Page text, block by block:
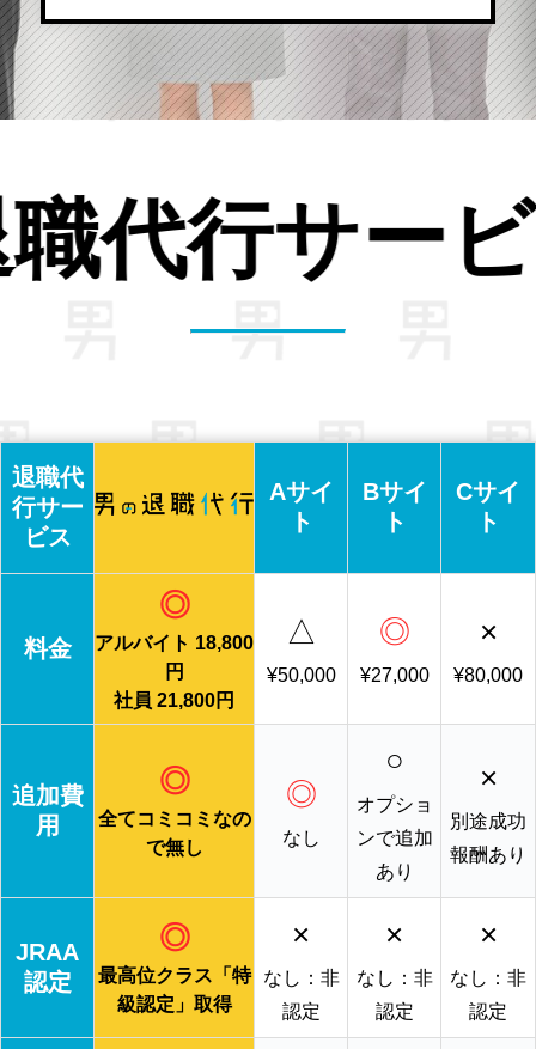
比較。
退職代
行サー
ビス
Aサイ
ト
Bサイ
ト
Cサイ
ト
料金
◎
アルバイト 18,800
円
社員 21,800円
△
¥50,000
◎
¥27,000
×
¥80,000
追加費
用
◎
全てコミコミなの
で無し
◎
なし
○
オプショ
ンで追加
あり
×
別途成功
報酬あり
JRAA
認定
◎
最高位クラス「特
級認定」取得
×
なし：非
認定
×
なし：非
認定
×
なし：非
認定